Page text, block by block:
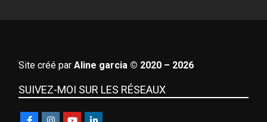
Site créé par Aline garcia © 2020 – 2026
SUIVEZ-MOI SUR LES RÉSEAUX